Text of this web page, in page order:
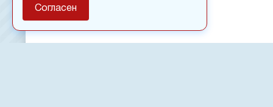
Согласен